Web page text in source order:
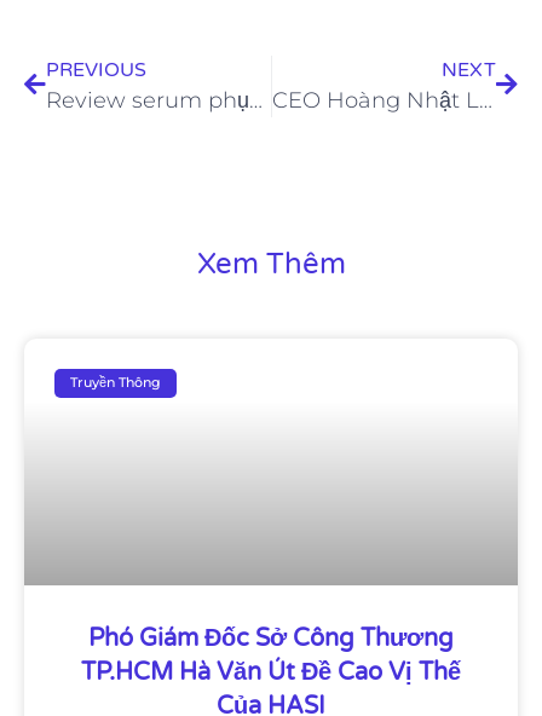
PREVIOUS
Review serum phục hồi da Universkin M làm dịu da tức thì sau 30s
NEXT
CEO Hoàng Nhật Linh chia sẻ bí quyết giúp nhan sắc ngày càng thăng hạng
Xem Thêm
Truyền Thông
Phó Giám Đốc Sở Công Thương
TP.HCM Hà Văn Út Đề Cao Vị Thế
Của HASI